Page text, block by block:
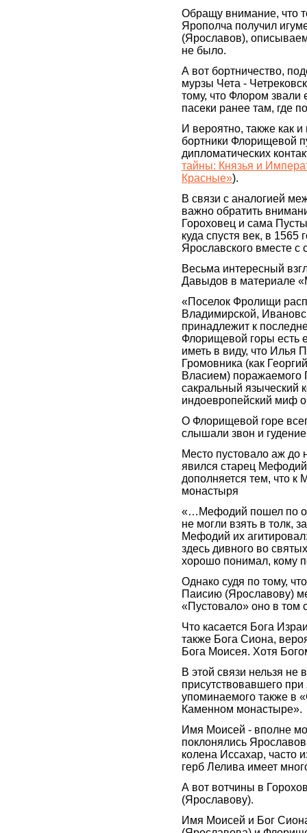
Обращу внимание, что
Ярополча получил
(Ярославов),
не было.
А вот бортничество,
мурзы Чета -
тому, что Флором
пасеки ранее там, где
И вероятно, также как
бортники Флорищевой
дипломатических
тайны: Князья и
Красные»).
В связи с аналогией
важно обратить
Гороховец и сама
куда спустя век, в 1565
Ярославского вместе с
Весьма интересный
Давыдов в материале
«Поселок Фролищи
Владимирской,
принадлежит к
Флорищевой горы есть
иметь в виду, что Илья
Громовника (как
Власием) поражаемого
сакральный языческий
индоевропейский миф
О Флорищевой горе
слышали звон и
Место пустовало аж до
явился старец
дополняется тем, что
монастыря
«…Мефодий пошел по
не могли взять в толк,
Мефодий их
здесь дивного во
хорошо понимал, кому
Однако судя по тому,
Паисию (Ярославову)
«Пустовало» оно в том
Что касается Бога
также Бога Сиона,
Бога Моисея. Хотя
В этой связи нельзя
присутствовавшего
упоминаемого также в
Каменном монастыре».
Имя Моисей - вполне
поклонялись
колена Иссахар, часто
герб Лелива имеет
А вот вотчины в
(Ярославову).
Имя Моисей и Бог